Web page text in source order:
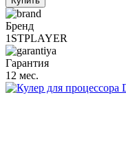
Бренд
1STPLAYER
Гарантия
12 мес.